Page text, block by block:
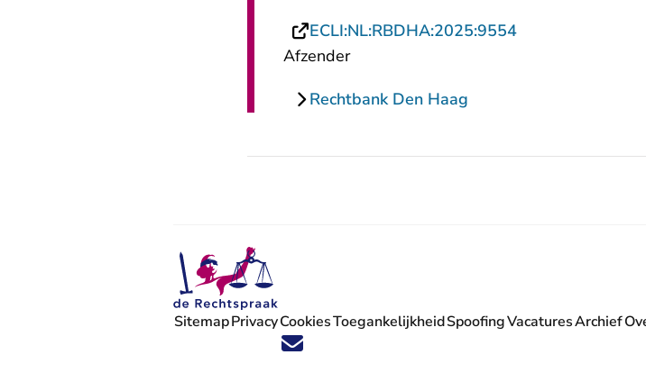
ECLI:NL:RBDHA:2025:9554- U verlaat
Afzender
Rechtbank Den Haag
Volg ons op X (Twitter) - U verlaat Rechtspraak.nl
Volg ons op Facebook - U verlaat Rechtspraak.nl
Volg ons op Instagram - U verlaat Rechtspraak.nl
Volg ons op Youtube - U verlaat Rechtspraak.nl
Volg ons op LinkedIn - U verlaat Rechtspraak.nl
'Blijf op de hoogte' nieuwsbrief - U verlaat Rechtspraak.nl
SitemapPrivacyCookiesToegankelijkheidSpoofingVacatures
- U verlaatArchief